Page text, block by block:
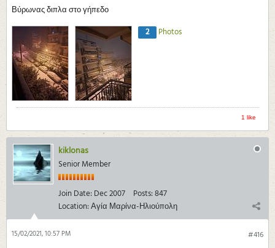
Βύρωνας διπλα στο γήπεδο
2
Photos
1 like
kiklonas
Senior Member
Join Date: Dec 2007 Posts:847
Location:Αγία Μαρίνα-Ηλιούπολη
#416
15/02/2021, 10:57 PM